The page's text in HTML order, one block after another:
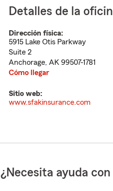
Detalles de la
Dirección física:
5915 Lake Otis Parkway
Suite 2
Anchorage, AK 99507-1781
Cómo llegar
Sitio web:
www.sfakinsurance.com
¿Necesita ayuda